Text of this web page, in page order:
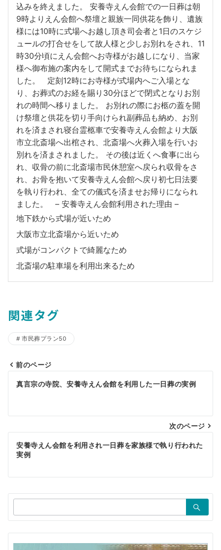
込みを終えました。 安養寺えん会館での一日葬は朝
9時よりえん会館へ祭壇と親族一同供花を飾り、遺族
様には10時に式場へお越し頂き司会者と1日のスケジ
ュールの打合せをして故人様と少しお別れをされ、11
時30分頃にえん会館へお寺様がお越しになり、当家
様へ御布施の案内をして開式までお待ちになられま
した。 定刻12時にお寺様が式場内へご入場とな
り、お葬式のお経を賜り30分ほどで閉式となりお別
れの時間へ移りました。 お別れの際にお柩の蓋を開
け祭壇と供花を切り手向けられ副葬品も納め、お別
れを済まされ寝台霊柩車で安養寺えん会館より大阪
市立北斎場へ出棺され、北斎場へ火葬入場を行いお
別れを済まされました。 その後は近くへ食事に出ら
れ、収骨の前に北斎場市民休憩室へ戻られ収骨をさ
れ、お骨を抱いて安養寺えん会館へ戻り初七日法要
を執り行われ、全ての儀式を済ませお帰りになられ
ました。 – 安養寺えん会館利用された理由 –
地下鉄から式場が近いため
大阪市立北斎場から近いため
式場がコンパクトで綺麗なため
北斎場の駐車場を利用出来るため
関連タグ
市民葬プラン50
投
ナ
ビ
ゲ
ー
シ
ョ
ン
前のページ
真言宗の寺院、安養寺えん会館を利用した一日葬の実例
次のページ
安養寺えん会館を利用され一日葬を家族様で執り行われた
実例
索：